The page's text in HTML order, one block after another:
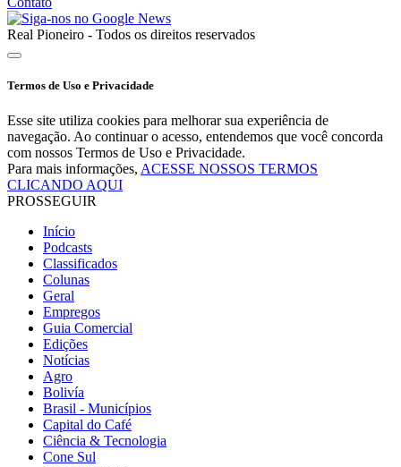
Real Pioneiro - Todos os direitos reservados
Termos de Uso e Privacidade
Esse site utiliza cookies para melhorar sua experiência de
navegação. Ao continuar o acesso, entendemos que você concorda
com nossos Termos de Uso e Privacidade.
Para mais informações, ACESSE NOSSOS TERMOS
CLICANDO AQUI
PROSSEGUIR
Início
Podcasts
Classificados
Colunas
Geral
Empregos
Guia Comercial
Edições
Notícias
Agro
Bolivía
Brasil - Municípios
Capital do Café
Ciência & Tecnologia
Cone Sul